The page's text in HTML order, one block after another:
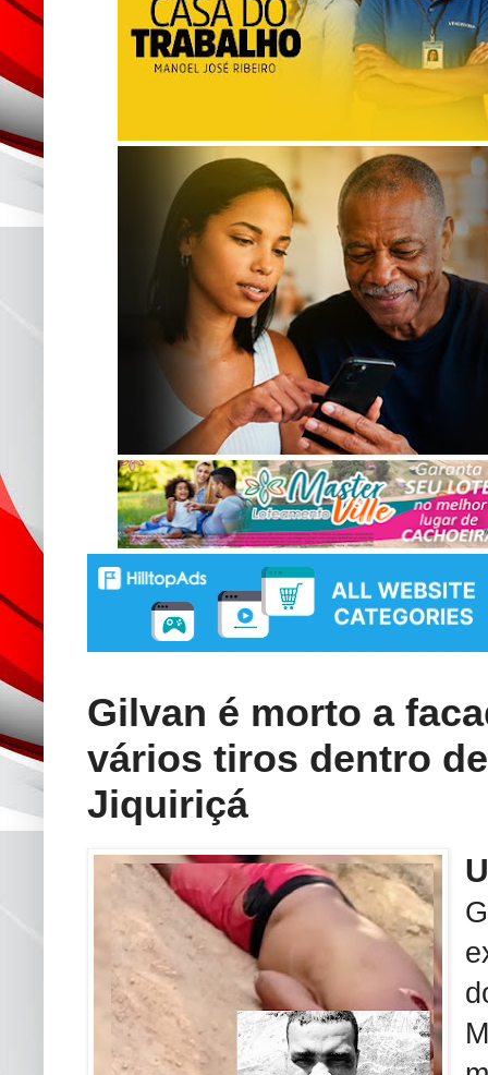
Gilvan é morto a
vários tiros dentro
Jiquiriçá